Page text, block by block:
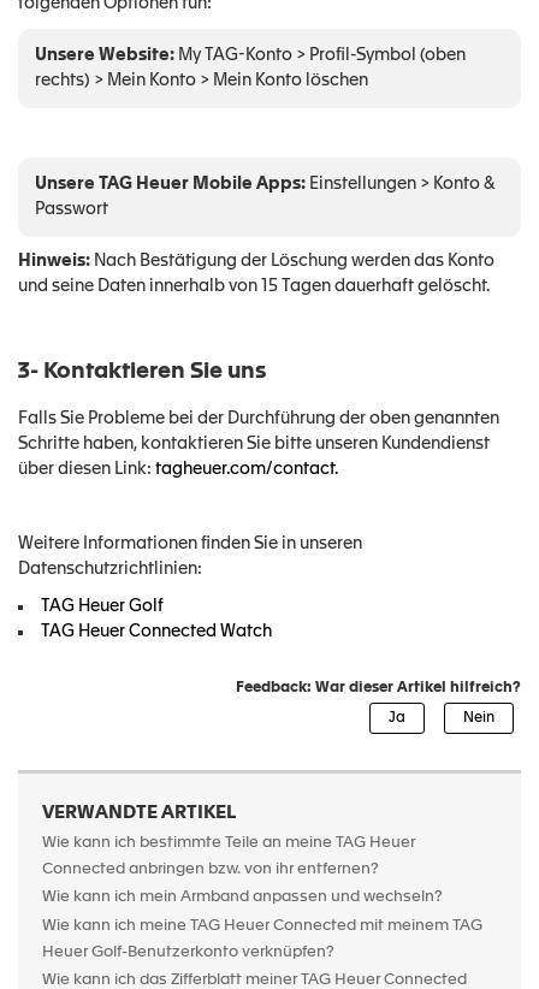
folgenden Optionen tun:
Unsere Website: My TAG-Konto > Profil-Symbol (oben
rechts) > Mein Konto > Mein Konto löschen
Unsere TAG Heuer Mobile Apps: Einstellungen > Konto &
Passwort
Hinweis: Nach Bestätigung der Löschung werden das Konto
und seine Daten innerhalb von 15 Tagen dauerhaft gelöscht.
3- Kontaktieren Sie uns
Falls Sie Probleme bei der Durchführung der oben genannten
Schritte haben, kontaktieren Sie bitte unseren Kundendienst
über diesen Link: tagheuer.com/contact.
Weitere Informationen finden Sie in unseren
Datenschutzrichtlinien:
TAG Heuer Golf
TAG Heuer Connected Watch
Feedback: War dieser Artikel hilfreich?
VERWANDTE ARTIKEL
Wie kann ich bestimmte Teile an meine TAG Heuer
Connected anbringen bzw. von ihr entfernen?
Wie kann ich mein Armband anpassen und wechseln?
Wie kann ich meine TAG Heuer Connected mit meinem TAG
Heuer Golf-Benutzerkonto verknüpfen?
Wie kann ich das Zifferblatt meiner TAG Heuer Connected